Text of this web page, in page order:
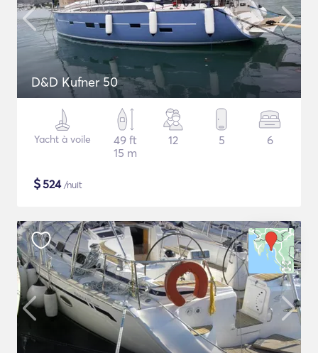
D&D Kufner 50
Yacht à voile
49 ft
15 m
12 5 6
$524/nuit